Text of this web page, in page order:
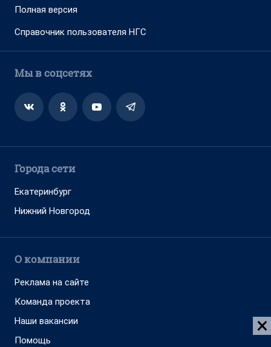
Полная версия
Справочник пользователя НГС
Мы в соцсетях
Города сети
Екатеринбург
Нижний Новгород
О компании
Реклама на сайте
Команда проекта
Наши вакансии
Помощь